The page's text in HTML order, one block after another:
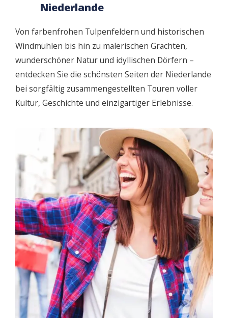
Niederlande
Von farbenfrohen Tulpenfeldern und historischen
Windmühlen bis hin zu malerischen Grachten,
wunderschöner Natur und idyllischen Dörfern –
entdecken Sie die schönsten Seiten der Niederlande
bei sorgfältig zusammengestellten Touren voller
Kultur, Geschichte und einzigartiger Erlebnisse.